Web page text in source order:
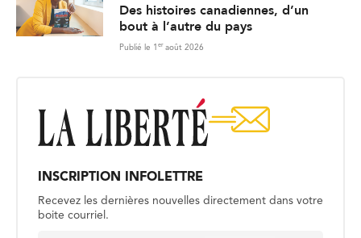
Des histoires canadiennes, d’un
bout à l’autre du pays
Publié le 1 er août 2026
INSCRIPTION INFOLETTRE
Recevez les dernières nouvelles directement dans votre
boite courriel.